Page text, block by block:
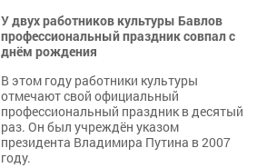
У двух работников культуры Бавлов
профессиональный праздник совпал с
днём рождения
В этом году работники культуры
отмечают свой официальный
профессиональный праздник в десятый
раз. Он был учреждён указом
президента Владимира Путина в 2007
году.